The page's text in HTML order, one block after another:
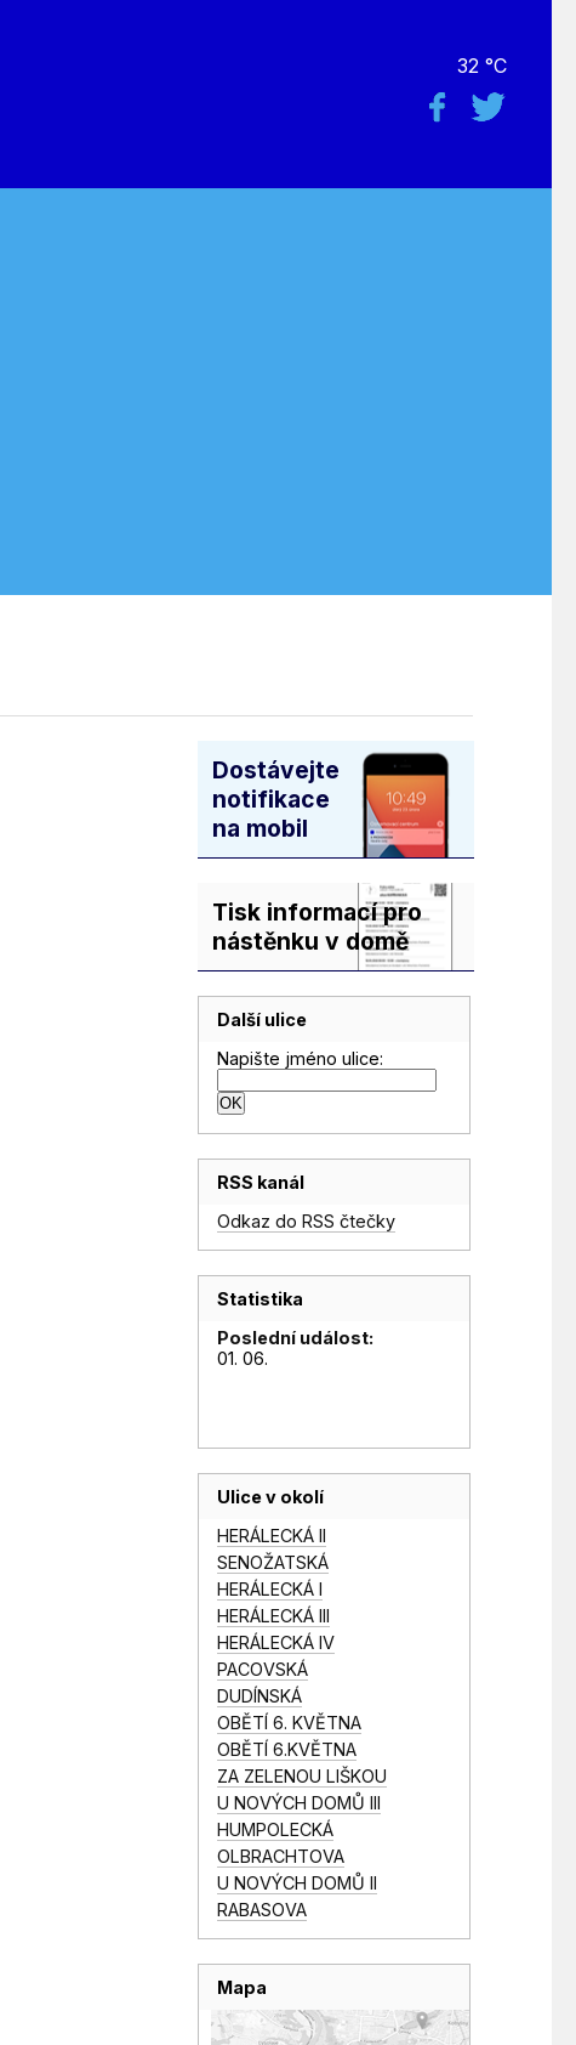
32 °C
Dostávejte
notifikace
na mobil
Tisk informací pro
nástěnku v domě
Další ulice
Napište jméno ulice:
RSS kanál
Odkaz do RSS čtečky
Statistika
Poslední událost:
01. 06.
Ulice v okolí
HERÁLECKÁ II
SENOŽATSKÁ
HERÁLECKÁ I
HERÁLECKÁ III
HERÁLECKÁ IV
PACOVSKÁ
DUDÍNSKÁ
OBĚTÍ 6. KVĚTNA
OBĚTÍ 6.KVĚTNA
ZA ZELENOU LIŠKOU
U NOVÝCH DOMŮ III
HUMPOLECKÁ
OLBRACHTOVA
U NOVÝCH DOMŮ II
RABASOVA
Mapa